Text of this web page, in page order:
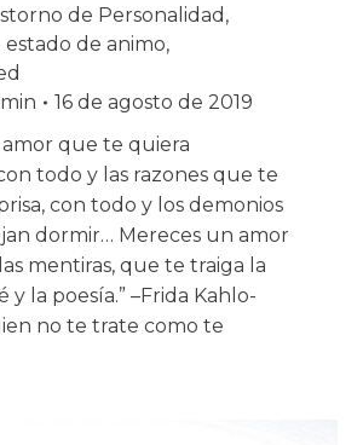
de Personalidad ,
de animo,
16 de agosto de 2019
amor que te quiera
todo y las razones que te
con todo y los demonios
dormir… Mereces un amor
mentiras, que te traiga la
y la poesía.” –Frida Kahlo-
no te trate como te